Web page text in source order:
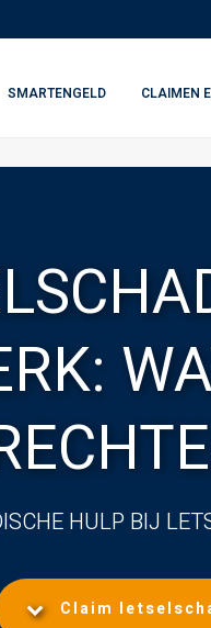
SMARTENGELD CLAIMEN
HULP BIJ
Claim